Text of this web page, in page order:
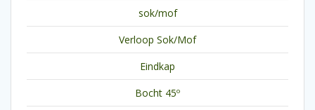
sok/mof
Verloop Sok/Mof
Eindkap
Bocht 45º